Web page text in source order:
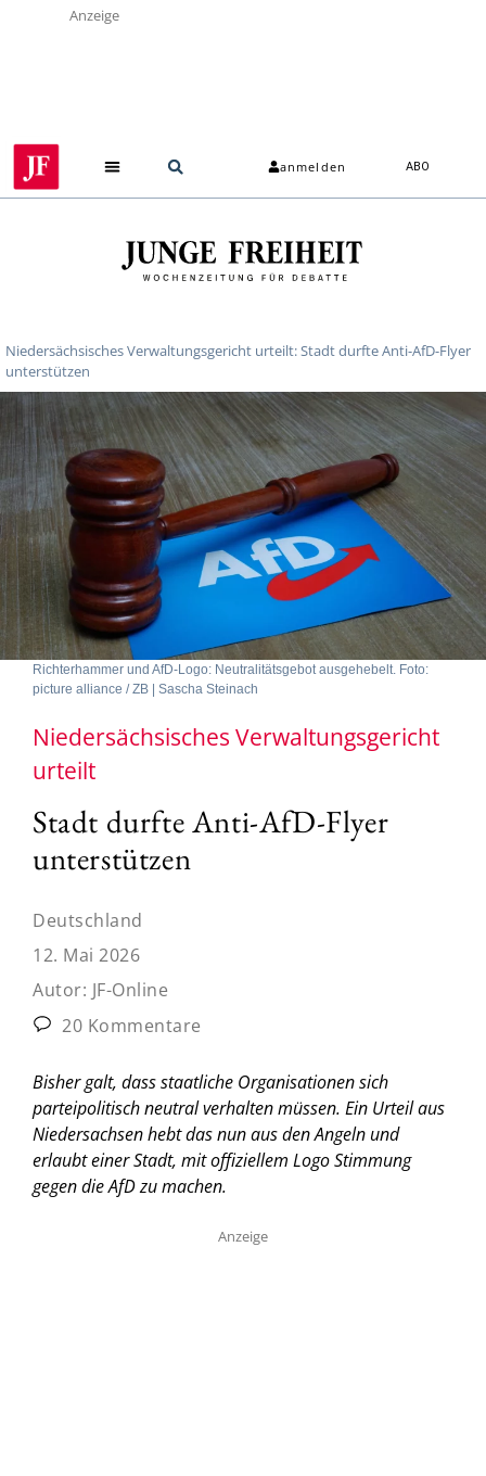
Anzeige
anmelden ABO
Niedersächsisches Verwaltungsgericht urteilt: Stadt durfte Anti-AfD-Flyer
unterstützen
Richterhammer und AfD-Logo: Neutralitätsgebot ausgehebelt. Foto:
picture alliance / ZB | Sascha Steinach
Niedersächsisches Verwaltungsgericht
urteilt
Stadt durfte Anti-AfD-Flyer
unterstützen
Deutschland
12. Mai 2026
Autor: JF-Online
20 Kommentare
Bisher galt, dass staatliche Organisationen sich
parteipolitisch neutral verhalten müssen. Ein Urteil aus
Niedersachsen hebt das nun aus den Angeln und
erlaubt einer Stadt, mit offiziellem Logo Stimmung
gegen die AfD zu machen.
Anzeige